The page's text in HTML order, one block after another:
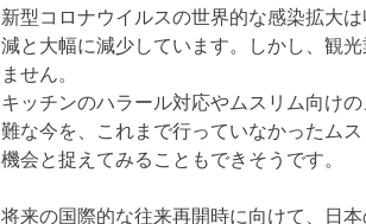
新型コロナウイルスの世界的な感染拡大
減と大幅に減少しています。しかし、観
ません。
キッチンのハラール対応やムスリム向け
難な今を、これまで行っていなかったム
機会と捉えてみることもできそうです。
将来の国際的な往来再開時に向けて、日